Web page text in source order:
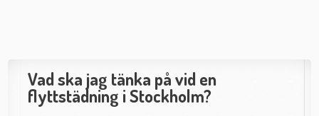
Vad ska jag tänka på vid en
flyttstädning i Stockholm?